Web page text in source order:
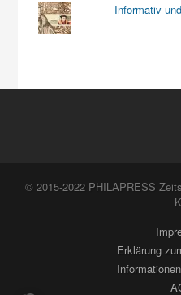
Informativ
© 2015-2022 PHILAPRESS
Erklärung